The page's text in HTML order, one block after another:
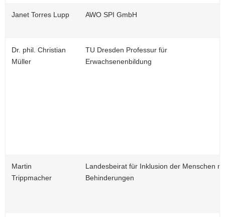
Janet Torres Lupp AWO SPI GmbH
Dr. phil. Christian
Müller
TU Dresden Professur für
Erwachsenenbildung
Martin
Trippmacher
Landesbeirat für Inklusion der Menschen
Behinderungen